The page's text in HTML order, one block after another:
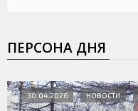
ПЕРСОНА ДНЯ
30.04.2026 НОВОСТИ